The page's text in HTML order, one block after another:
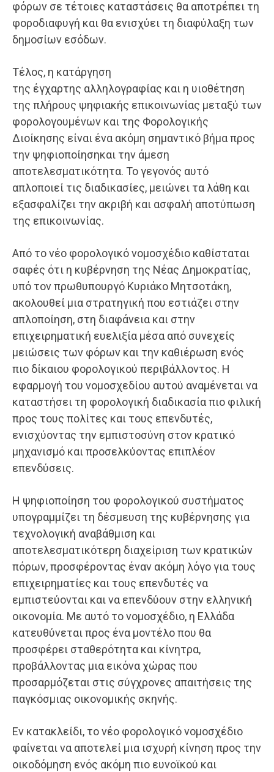
φόρων σε τέτοιες καταστάσεις θα αποτρέπει τη
φοροδιαφυγή και θα ενισχύει τη διαφύλαξη των
δημοσίων εσόδων.
Τέλος, η κατάργηση
της έγχαρτης αλληλογραφίας και η υιοθέτηση
της πλήρους ψηφιακής επικοινωνίας μεταξύ των
φορολογουμένων και της Φορολογικής
Διοίκησης είναι ένα ακόμη σημαντικό βήμα προς
την ψηφιοποίησηκαι την άμεση
αποτελεσματικότητα. Το γεγονός αυτό
απλοποιεί τις διαδικασίες, μειώνει τα λάθη και
εξασφαλίζει την ακριβή και ασφαλή αποτύπωση
της επικοινωνίας.
Από το νέο φορολογικό νομοσχέδιο καθίσταται
σαφές ότι η κυβέρνηση της Νέας Δημοκρατίας,
υπό τον πρωθυπουργό Κυριάκο Μητσοτάκη,
ακολουθεί μια στρατηγική που εστιάζει στην
απλοποίηση, στη διαφάνεια και στην
επιχειρηματική ευελιξία μέσα από συνεχείς
μειώσεις των φόρων και την καθιέρωση ενός
πιο δίκαιου φορολογικού περιβάλλοντος. Η
εφαρμογή του νομοσχεδίου αυτού αναμένεται να
καταστήσει τη φορολογική διαδικασία πιο φιλική
προς τους πολίτες και τους επενδυτές,
ενισχύοντας την εμπιστοσύνη στον κρατικό
μηχανισμό και προσελκύοντας επιπλέον
επενδύσεις.
Η ψηφιοποίηση του φορολογικού συστήματος
υπογραμμίζει τη δέσμευση της κυβέρνησης για
τεχνολογική αναβάθμιση και
αποτελεσματικότερη διαχείριση των κρατικών
πόρων, προσφέροντας έναν ακόμη λόγο για τους
επιχειρηματίες και τους επενδυτές να
εμπιστεύονται και να επενδύουν στην ελληνική
οικονομία. Με αυτό το νομοσχέδιο, η Ελλάδα
κατευθύνεται προς ένα μοντέλο που θα
προσφέρει σταθερότητα και κίνητρα,
προβάλλοντας μια εικόνα χώρας που
προσαρμόζεται στις σύγχρονες απαιτήσεις της
παγκόσμιας οικονομικής σκηνής.
Εν κατακλείδι, το νέο φορολογικό νομοσχέδιο
φαίνεται να αποτελεί μια ισχυρή κίνηση προς την
οικοδόμηση ενός ακόμη πιο ευνοϊκού και